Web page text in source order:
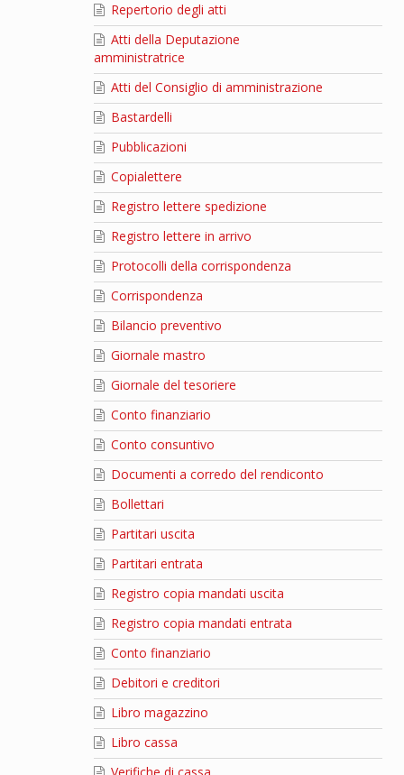
Repertorio degli atti
Atti della Deputazione
amministratrice
Atti del Consiglio di amministrazione
Bastardelli
Pubblicazioni
Copialettere
Registro lettere spedizione
Registro lettere in arrivo
Protocolli della corrispondenza
Corrispondenza
Bilancio preventivo
Giornale mastro
Giornale del tesoriere
Conto finanziario
Conto consuntivo
Documenti a corredo del rendiconto
Bollettari
Partitari uscita
Partitari entrata
Registro copia mandati uscita
Registro copia mandati entrata
Conto finanziario
Debitori e creditori
Libro magazzino
Libro cassa